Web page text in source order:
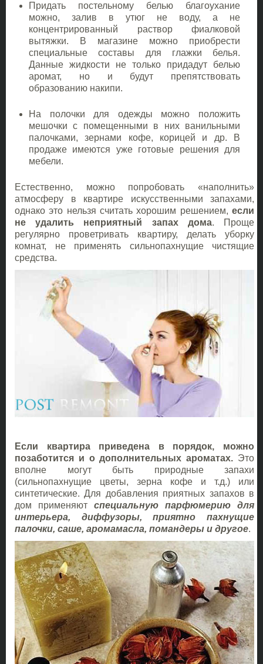
Придать постельному белью благоухание
можно, залив в утюг не воду, а не
концентрированный раствор фиалковой
вытяжки. В магазине можно приобрести
специальные составы для глажки белья.
Данные жидкости не только придадут белью
аромат, но и будут препятствовать
образованию накипи.
На полочки для одежды можно положить
мешочки с помещенными в них ванильными
палочками, зернами кофе, корицей и др. В
продаже имеются уже готовые решения для
мебели.
Естественно, можно попробовать «наполнить»
атмосферу в квартире искусственными запахами,
однако это нельзя считать хорошим решением, если
не удалить неприятный запах дома. Проще
регулярно проветривать квартиру, делать уборку
комнат, не применять сильнопахнущие чистящие
средства.
Если квартира приведена в порядок, можно
позаботится и о дополнительных ароматах. Это
вполне могут быть природные запахи
(сильнопахнущие цветы, зерна кофе и т.д.) или
синтетические. Для добавления приятных запахов в
дом применяют специальную парфюмерию для
интерьера, диффузоры, приятно пахнущие
палочки, саше, аромамасла, помандеры и другое.